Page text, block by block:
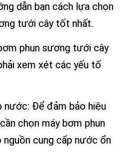
dẫn bạn cách lựa chọn
tưới cây tốt nhất.
phun sương tưới cây
xem xét các yếu tố
nước: Để đảm bảo hiệu
chọn máy bơm phun
cung cấp nước ổn